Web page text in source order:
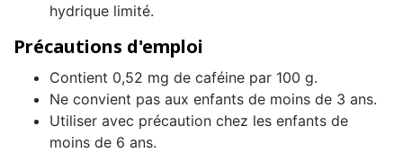
hydrique limité.
Précautions d'emploi
Contient 0,52 mg de caféine par 100 g.
Ne convient pas aux enfants de moins de 3 ans.
Utiliser avec précaution chez les enfants de
moins de 6 ans.